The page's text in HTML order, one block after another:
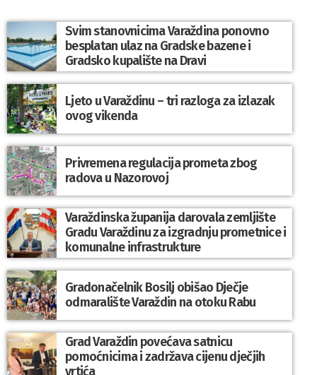
Svim stanovnicima Varaždina ponovno
besplatan ulaz na Gradske bazene i
Gradsko kupalište na Dravi
Ljeto u Varaždinu – tri razloga za izlazak
ovog vikenda
Privremena regulacija prometa zbog
radova u Nazorovoj
Varaždinska županija darovala zemljište
Gradu Varaždinu za izgradnju prometnice i
komunalne infrastrukture
Gradonačelnik Bosilj obišao Dječje
odmaralište Varaždin na otoku Rabu
Grad Varaždin povećava satnicu
pomoćnicima i zadržava cijenu dječjih
vrtića